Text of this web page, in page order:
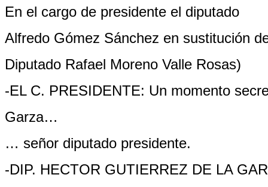
En el cargo de presidente el diputado
Alfredo Gómez Sánchez en sustitución
Diputado Rafael Moreno Valle Rosas)
-EL C. PRESIDENTE: Un momento
Garza…
… señor diputado presidente.
-DIP. HECTOR GUTIERREZ DE LA